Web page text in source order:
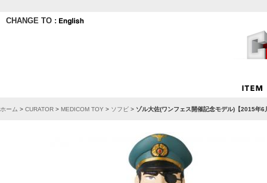
CHANGE TO :
ホーム > CURATOR > MEDICOM TOY > ソフビ > ゾル大佐(ワンフェス開催記念モデル)【2015年6